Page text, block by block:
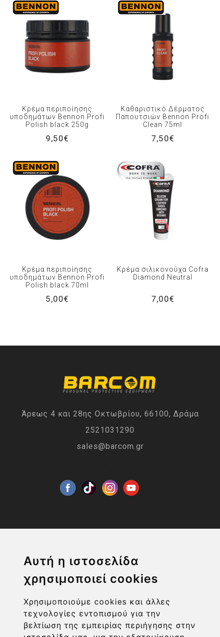
Αυτή η ιστοσελίδα
χρησιμοποιεί cookies
Χρησιμοποιούμε cookies και άλλες
τεχνολογίες εντοπισμού για την
βελτίωση της εμπειρίας περιήγησης στην
Κρέμα περιποίησης
υποδημάτων Bennon Profi
Polish black 250g
9,50€
Καθαριστικό Δέρματος
Παπουτσιών Bennon Profi
Clean 75ml
7,50€
Κρέμα περιποίησης
υποδημάτων Bennon Profi
Polish black 70ml
5,00€
Κρέμα σιλικονούχα Cofra
Diamond Neutral
7,00€
Άρεως 4 και 28ης Οκτωβρίου, 66100, Δράμα
2521031290
sales@barcom.gr
ΧΡΗΣΙΜΑ LINKS
ΠΛΗΡΟΦΟΡΙΕΣ ΧΡΗΣΤΗ